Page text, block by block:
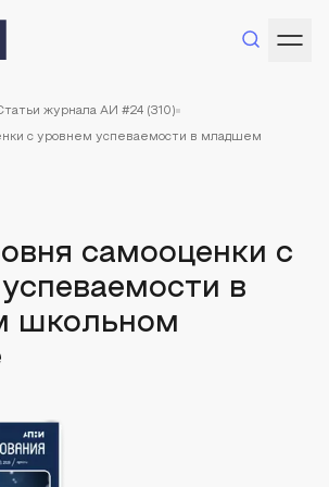
журнала АИ #24 (310)
с уровнем успеваемости в младшем
самооценки с
в
школьном